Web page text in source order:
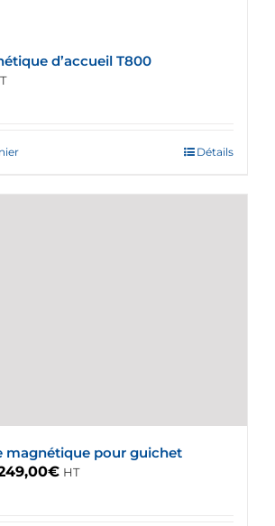
d’accueil T800
Détails
magnétique pour guichet
€ HT